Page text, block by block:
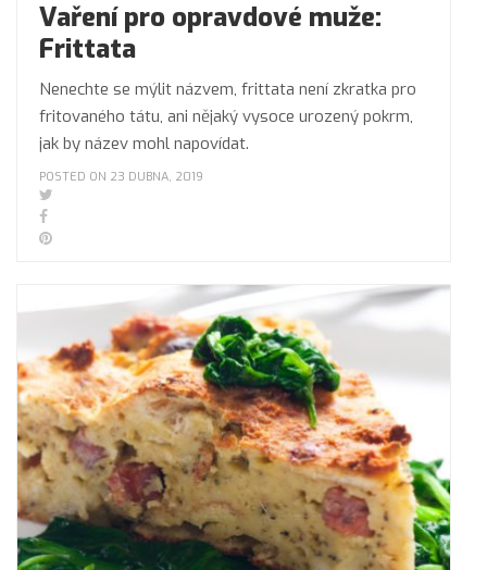
Vaření pro opravdové muže:
Frittata
Nenechte se mýlit názvem, frittata není zkratka pro
fritovaného tátu, ani nějaký vysoce urozený pokrm,
jak by název mohl napovídat.
POSTED ON 23 DUBNA, 2019